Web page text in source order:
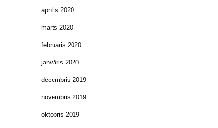
aprīlis 2020
marts 2020
februāris 2020
janvāris 2020
decembris 2019
novembris 2019
oktobris 2019